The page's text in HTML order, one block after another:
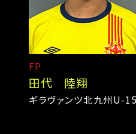
FP
田代 陸翔
ギラヴァンツ北九州U-15